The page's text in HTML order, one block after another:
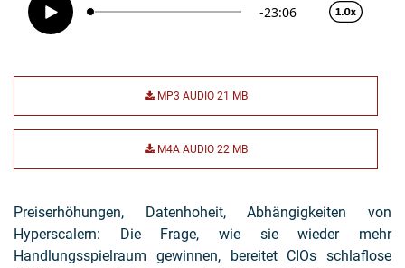
MP3 AUDIO 21 MB
M4A AUDIO 22 MB
Preiserhöhungen, Datenhoheit, Abhängigkeiten von
Hyperscalern: Die Frage, wie sie wieder mehr
Handlungsspielraum gewinnen, bereitet CIOs schlaflose